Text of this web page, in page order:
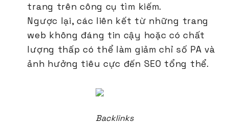
trang trên công cụ tìm kiếm.
Ngược lại, các liên kết từ những trang
web không đáng tin cậy hoặc có chất
lượng thấp có thể làm giảm chỉ số PA và
ảnh hưởng tiêu cực đến SEO tổng thể.
Backlinks